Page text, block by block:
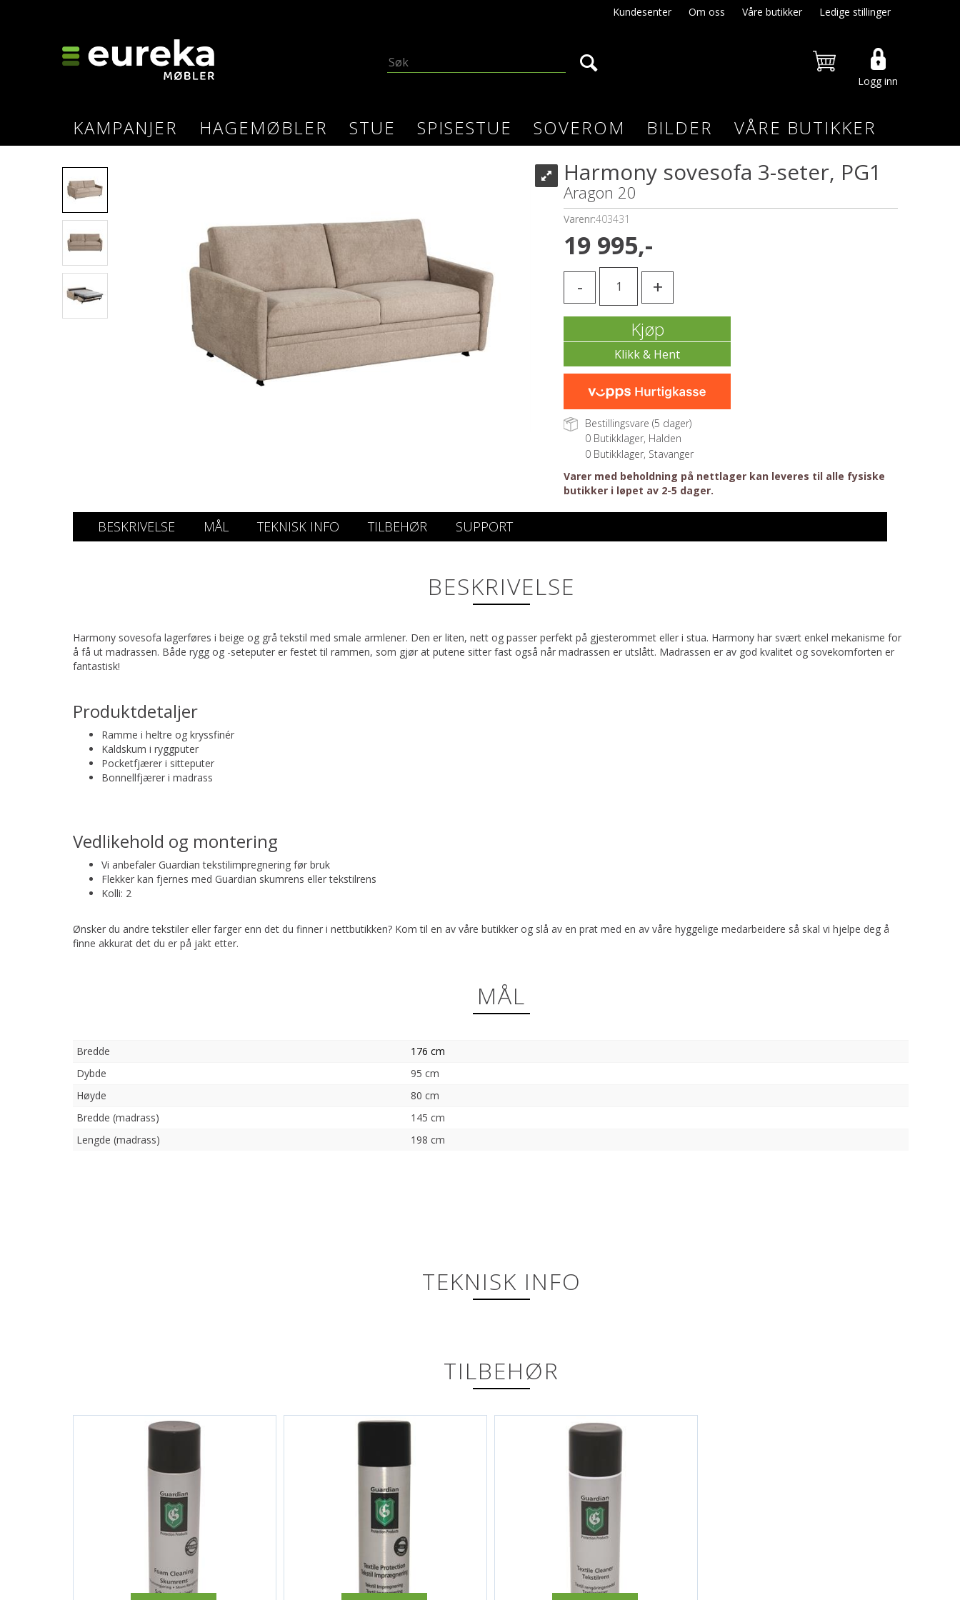
Kundesenter Om oss Våre butikker Ledige stillinger
Logg inn
KAMPANJER HAGEMØBLER STUE SPISESTUE SOVEROM BILDER VÅRE BUTIKKER
Harmony sovesofa 3-seter, PG1
Aragon 20
Varenr:403431
19 995,-
- +
Kjøp
Bestillingsvare (5 dager)
0 Butikklager, Halden
0 Butikklager, Stavanger
Varer med beholdning på nettlager kan leveres til alle fysiske
butikker i løpet av 2-5 dager.
BESKRIVELSE MÅL TEKNISK INFO TILBEHØR SUPPORT
BESKRIVELSE
Harmony sovesofa lagerføres i beige og grå tekstil med smale armlener. Den er liten, nett og passer perfekt på gjesterommet eller i stua. Harmony har svært enkel mekanisme for
å få ut madrassen. Både rygg og -seteputer er festet til rammen, som gjør at putene sitter fast også når madrassen er utslått. Madrassen er av god kvalitet og sovekomforten er
fantastisk!
Produktdetaljer
Ramme i heltre og kryssfinér
Kaldskum i ryggputer
Pocketfjærer i sitteputer
Bonnellfjærer i madrass
Vedlikehold og montering
Vi anbefaler Guardian tekstilimpregnering før bruk
Flekker kan fjernes med Guardian skumrens eller tekstilrens
Kolli: 2
Ønsker du andre tekstiler eller farger enn det du finner i nettbutikken? Kom til en av våre butikker og slå av en prat med en av våre hyggelige medarbeidere så skal vi hjelpe deg å
finne akkurat det du er på jakt etter.
MÅL
Bredde
176 cm
Dybde
95 cm
Høyde
80 cm
Bredde (madrass)
145 cm
Lengde (madrass)
198 cm
TEKNISK INFO
TILBEHØR